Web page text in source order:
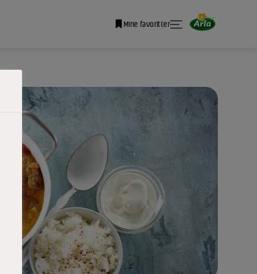
Mine favoritter